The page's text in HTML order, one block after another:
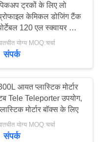
टैंक
48
ट्रकों के लिए लो
केमिकल डोजिंग टैंक
120 एल स्क्वायर लोफ
ट्रांसपोर्ट टैंक
योग्य MOQ:चर्चा
संपर्क
आयत प्लास्टिक मोर्टार
Tele Teleporter उपयोग,
मोर्टार बॉक्स के लिए
योग्य MOQ:चर्चा
संपर्क